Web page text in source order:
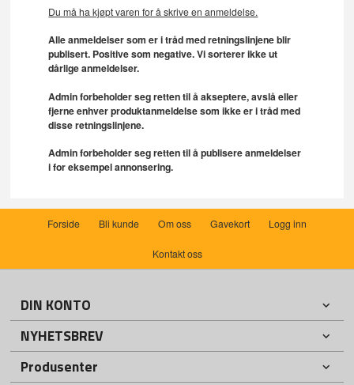
Du må ha kjøpt varen for å skrive en anmeldelse.
Alle anmeldelser som er i tråd med retningslinjene blir
publisert. Positive som negative. Vi sorterer ikke ut
dårlige anmeldelser.
Admin forbeholder seg retten til å akseptere, avslå eller
fjerne enhver produktanmeldelse som ikke er i tråd med
disse retningslinjene.
Admin forbeholder seg retten til å publisere anmeldelser
i for eksempel annonsering.
Forside Bli kunde Om oss Gavekort Logg inn
Kontakt oss
DIN KONTO
NYHETSBREV
Produsenter